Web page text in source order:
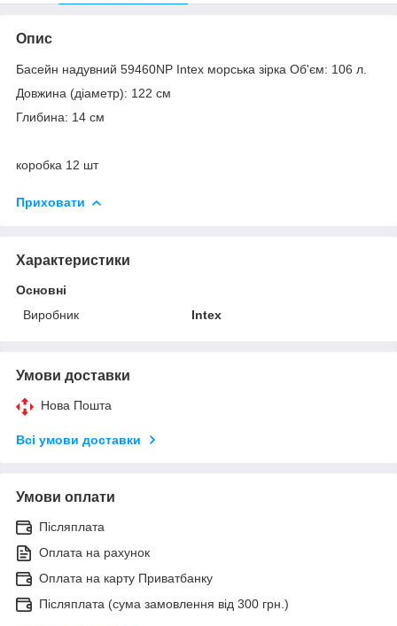
Опис
Басейн надувний 59460NP Intex морська зірка Об'єм: 106 л.
Довжина (діаметр): 122 см
Глибина: 14 см
коробка 12 шт
Приховати
Характеристики
Основні
Виробник
Intex
Умови доставки
Нова Пошта
Всі умови доставки
Умови оплати
Післяплата
Оплата на рахунок
Оплата на карту Приватбанку
Післяплата (сума замовлення від 300 грн.)